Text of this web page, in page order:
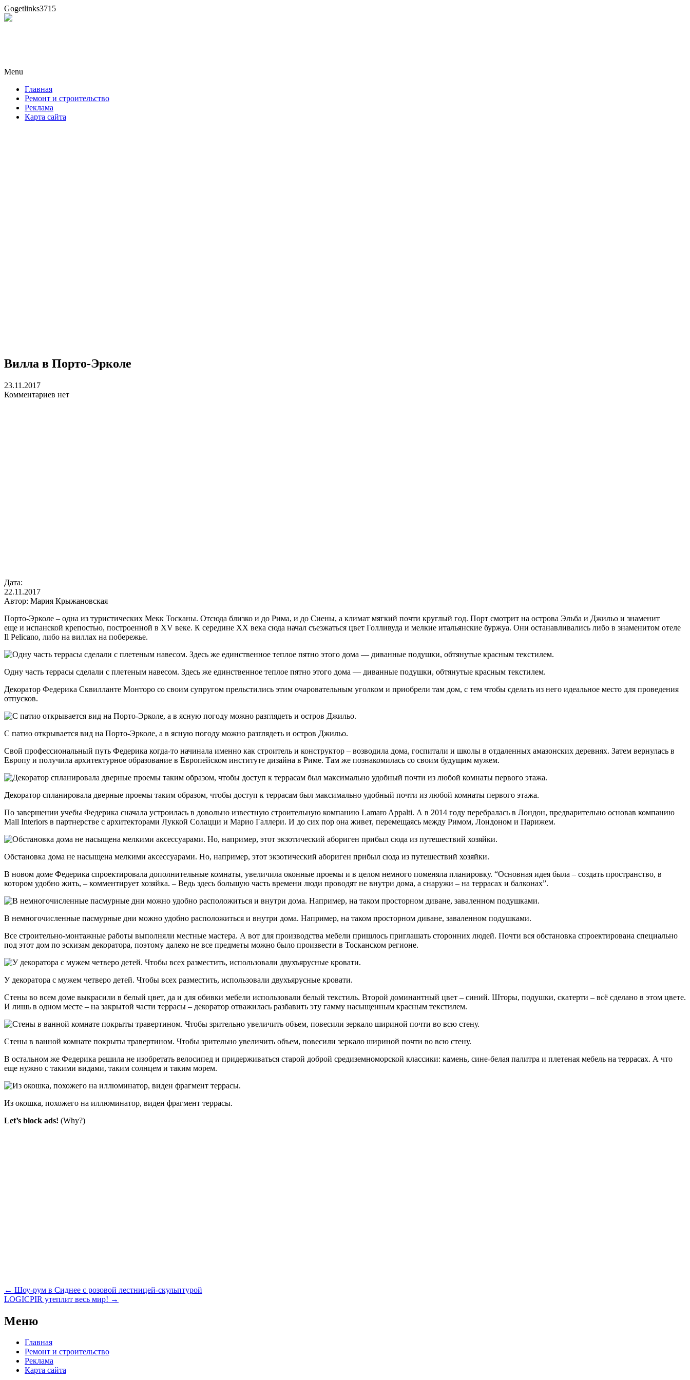
Gogetlinks3715
Menu
content
Главная
Ремонт и строительство
Реклама
Карта сайта
Вилла в Порто-Эрколе
23.11.2017
Комментариев нет
Дата:
22.11.2017
Автор: Мария Крыжановская
Порто-Эрколе – одна из туристических Мекк Тосканы. Отсюда близко и до Рима, и до Сиены, а климат мягкий почти круглый год. Порт смотрит на острова Эльба и Джильо и знаменит
еще и испанской крепостью, построенной в XV веке. К середине XX века сюда начал съезжаться цвет Голливуда и мелкие итальянские буржуа. Они останавливались либо в знаменитом отеле
Il Pelicano, либо на виллах на побережье.
Одну часть террасы сделали с плетеным навесом. Здесь же единственное теплое пятно этого дома — диванные подушки, обтянутые красным текстилем.
Декоратор Федерика Сквилланте Монторо со своим супругом прельстились этим очаровательным уголком и приобрели там дом, с тем чтобы сделать из него идеальное место для проведения
отпусков.
С патио открывается вид на Порто-Эрколе, а в ­ясную погоду можно разглядеть и остров Джильо.
Свой профессиональный путь Федерика когда-то начинала именно как строитель и конструктор – возводила дома, госпитали и школы в отдаленных амазонских деревнях. Затем вернулась в
Европу и получила архитектурное образование в Европейском институте дизайна в Риме. Там же познакомилась со своим будущим мужем.
Декоратор спланировала дверные проемы таким образом, чтобы доступ к террасам был максимально удобный почти из любой комнаты первого этажа.
По завершении учебы Федерика сначала устроилась в довольно известную строительную компанию Lamaro Appalti. А в 2014 году перебралась в Лондон, предварительно основав компанию
Mall Interiors в партнерстве с ­архитекторами Луккой Солацци и Марио Галлери. И до сих пор она живет, перемещаясь между Римом, Лондоном и Парижем.
Обстановка дома не насыщена мелкими аксессуарами. Но, например, этот экзотический абориген прибыл сюда из путешествий хозяйки.
В новом доме Федерика спроектировала дополнительные комнаты, увеличила оконные проемы и в целом немного поменяла планировку. “Основная идея была – создать пространство, в
котором удобно жить, – комментирует хозяйка. – Ведь здесь большую часть времени люди проводят не внутри дома, а снаружи – на террасах и балконах”.
В немногочисленные пасмурные дни можно удобно раcположиться и внутри дома. Например, на таком просторном диване, заваленном подушками.
Все строительно-монтажные работы выполняли местные мастера. А вот для производства мебели пришлось приглашать сторонних людей. Почти вся обстановка спроектирована специально
под этот дом по эскизам декоратора, поэтому далеко не все предметы можно было произвести в Тосканском регионе.
У декоратора с мужем четверо детей. Чтобы всех разместить, использовали двухъярусные кровати.
Стены во всем доме выкрасили в белый цвет, да и для обивки мебели использовали белый текстиль. Второй доминантный цвет – синий. Шторы, подушки, скатерти – всё сделано в этом цвете.
И лишь в одном месте – на закрытой части террасы – декоратор отважилась разбавить эту гамму насыщенным красным текстилем.
Стены в ванной комнате покрыты травертином. Чтобы зрительно увеличить объем, повесили зеркало шириной почти во всю стену.
В остальном же Федерика решила не изобретать велосипед и придерживаться старой доброй средиземноморской классики: камень, сине-белая палитра и плетеная мебель на террасах. А что
еще нужно с такими видами, таким солнцем и таким морем.
Из окошка, похожего на иллюминатор, виден фрагмент террасы.
Let’s block ads! (Why?)
Навигация
по
← Шоу-рум в Сиднее с розовой лестницей-скульптурой
LOGICPIR утеплит весь мир! →
Меню
Главная
Ремонт и строительство
Реклама
Карта сайта